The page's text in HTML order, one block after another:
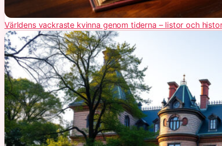
Världens vackraste kvinna genom tiderna – listor och